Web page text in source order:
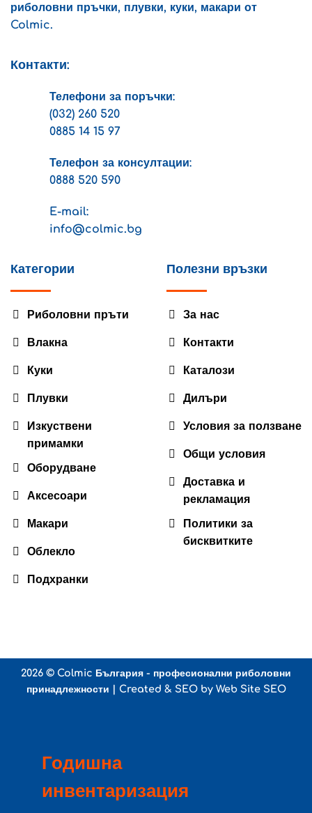
риболовни пръчки, плувки, куки, макари от
Colmic.
Контакти:
Телефони за поръчки:
(032) 260 520
0885 14 15 97
Телефон за консултации:
0888 520 590
E-mail:
info@colmic.bg
Категории
Риболовни пръти
Влакна
Куки
Плувки
Изкуствени
примамки
Оборудване
Аксесоари
Макари
Облекло
Подхранки
Полезни връзки
За нас
Контакти
Каталози
Дилъри
Условия за ползване
Общи условия
Доставка и
рекламация
Политики за
бисквитките
2026 © Colmic България - професионални риболовни
принадлежности | Created & SEO by Web Site SEO
Годишна
инвентаризация